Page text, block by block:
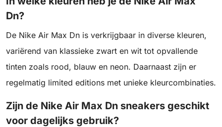
Dn?
De Nike Air Max Dn is verkrijgbaar in diverse kleuren,
variërend van klassieke zwart en wit tot opvallende
tinten zoals rood, blauw en neon. Daarnaast zijn er
regelmatig limited editions met unieke kleurcombinaties.
Zijn de Nike Air Max Dn sneakers geschikt
voor dagelijks gebruik?